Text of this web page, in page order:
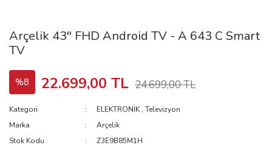
Arçelik 43'' FHD Android TV - A 643 C Smart
TV
%8 22.699,00 TL 24.699,00 TL
Kategori ELEKTRONİK ,Televizyon
Marka
Arçelik
Stok Kodu
Z3E9B85M1H